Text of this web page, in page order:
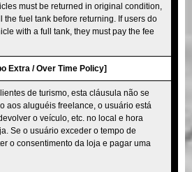
must be returned in original condition,
the fuel tank before returning. If users do
with a full tank, they must pay the fee
Extra / Over Time Policy]
de turismo, esta cláusula não se
aos aluguéis freelance, o usuário está
o veículo, etc. no local e hora
Se o usuário exceder o tempo de
o consentimento da loja e pagar uma